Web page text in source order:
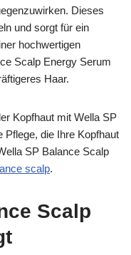
Dieses
und sorgt für ein
hochwertigen
Scalp Energy Serum
Haar.
Kopfhaut mit Wella SP
Pflege, die Ihre Kopfhaut
SP Balance Scalp
scalp.
Scalp